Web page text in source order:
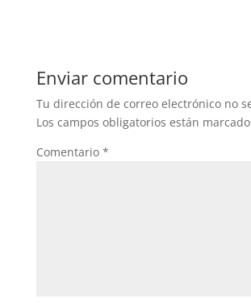
Enviar comentario
Tu dirección de correo electrónico no
Los campos obligatorios están
Comentario *